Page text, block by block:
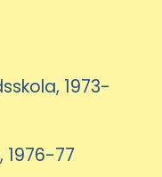
1973-
1976-77